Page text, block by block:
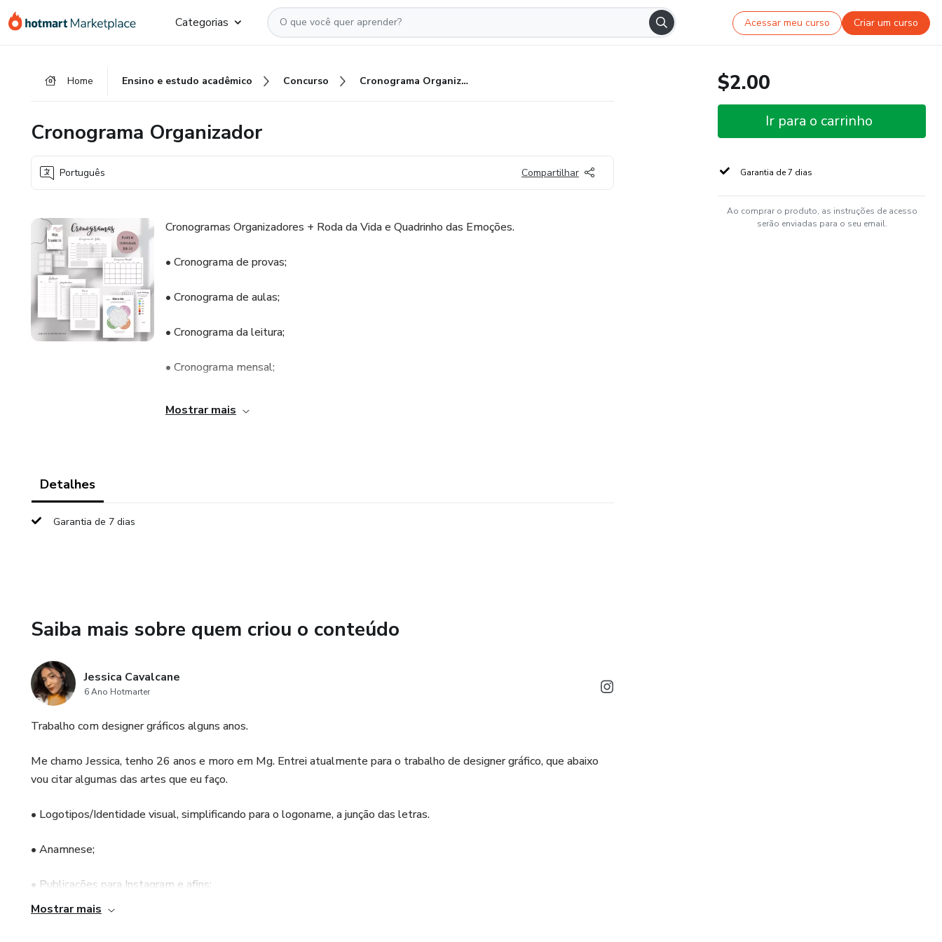
para
para
para
Categorias Acessar meu curso Criar um curso
Home Ensino e estudo acadêmico Concurso Cronograma Organizador
Cronograma Organizador
Português Compartilhar
Cronogramas Organizadores + Roda da Vida e Quadrinho das Emoções.
• Cronograma de provas;
• Cronograma de aulas;
• Cronograma da leitura;
• Cronograma mensal;
• Planejador diário;
Mostrar mais
Detalhes
Garantia de 7 dias
Saiba mais sobre quem criou o conteúdo
Jessica Cavalcane
6 Ano Hotmarter
Trabalho com designer gráficos alguns anos.
Me chamo Jessica, tenho 26 anos e moro em Mg. Entrei atualmente para o trabalho de designer gráfico, que abaixo
vou citar algumas das artes que eu faço.
• Logotipos/Identidade visual, simplificando para o logoname, a junção das letras.
• Anamnese;
• Publicações para Instagram e afins;
Mostrar mais
$2.00
Ir para o carrinho
Garantia de 7 dias
Ao comprar o produto, as instruções de acesso
serão enviadas para o seu email.